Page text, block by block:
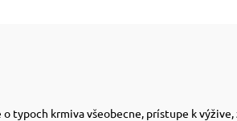
typoch krmiva všeobecne, prístupe k